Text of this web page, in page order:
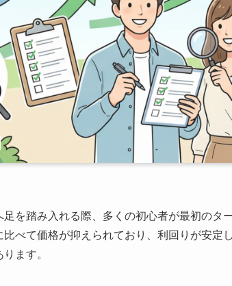
を踏み入れる際、多くの初心者が最初のタ
比べて価格が抑えられており、利回りが安定
ます。